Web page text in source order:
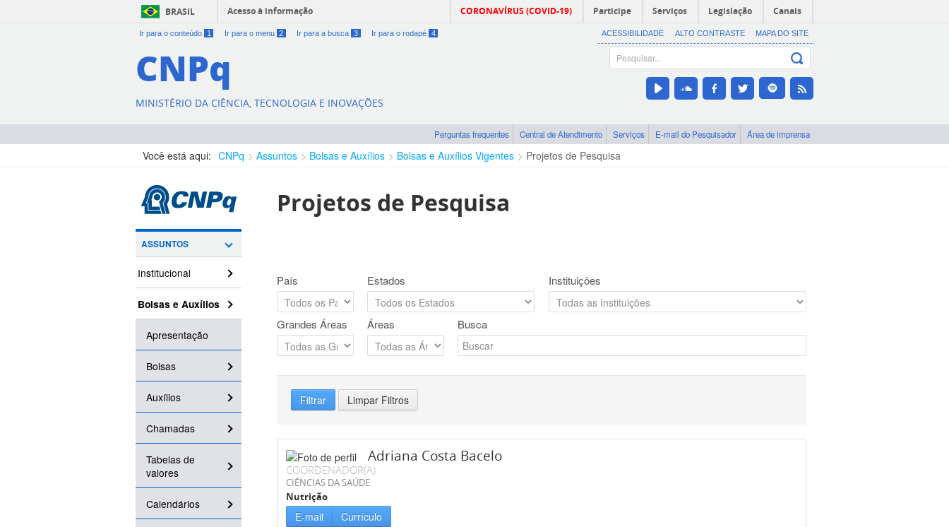
BRASIL Acesso à informação CORONAVÍRUS (COVID-19) Participe Serviços Legislação Canais
Ir para o conteúdo 1 Ir para o menu 2 Ir para a busca 3 Ir para o rodapé 4 ACESSIBILIDADE ALTO CONTRASTE MAPA DO SITE
CNPq
MINISTÉRIO DA CIÊNCIA, TECNOLOGIA E INOVAÇÕES
Perguntas frequentes Central de Atendimento Serviços E-mail do Pesquisador Área de imprensa
Você está aqui: CNPq Assuntos Bolsas e Auxílios Bolsas e Auxílios Vigentes Projetos de Pesquisa
ASSUNTOS
Institucional
Bolsas e Auxílios
Apresentação
Bolsas
Auxílios
Chamadas
Tabelas de
valores
Calendários
Projetos de Pesquisa
País Estados Instituições
Grandes Áreas Áreas Busca
Filtrar Limpar Filtros
Adriana Costa Bacelo
COORDENADOR(A)
CIÊNCIAS DA SAÚDE
Nutrição
E-mail Currículo